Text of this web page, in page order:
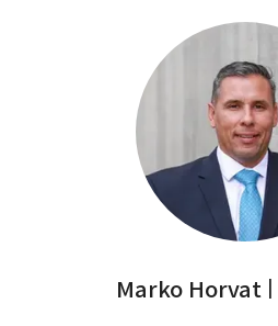
Marko Horvat